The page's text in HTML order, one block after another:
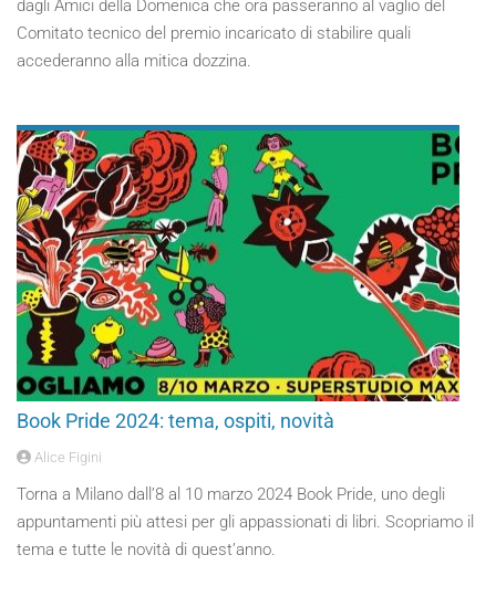
dagli Amici della Domenica che ora passeranno al vaglio del
Comitato tecnico del premio incaricato di stabilire quali
accederanno alla mitica dozzina.
Book Pride 2024: tema, ospiti, novità
Alice Figini
Torna a Milano dall’8 al 10 marzo 2024 Book Pride, uno degli
appuntamenti più attesi per gli appassionati di libri. Scopriamo il
tema e tutte le novità di quest’anno.